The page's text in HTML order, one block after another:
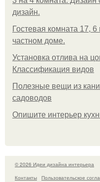
дизайн.
Гостевая комната 17,
частном доме.
Установка отлива на
Классификация видов
Полезные вещи из
садоводов
Опишите интерьер
© 2026 Идеи дизайна интерьера
Контакты
Пользовательское